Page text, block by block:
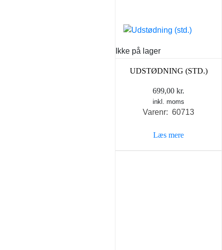
Ikke på lager
UDSTØDNING (STD.)
699,00 kr.
inkl. moms
Varenr: 60713
Læs mere